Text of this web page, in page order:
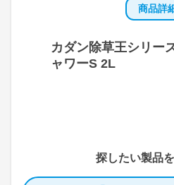
商品詳
カダン除草王シリー
ャワーS 2L
探したい製品